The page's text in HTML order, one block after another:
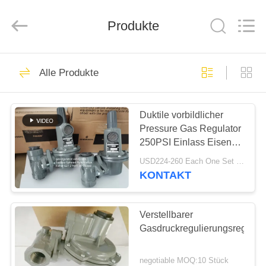
HAUSE
PRODUKTE
ÜBER
UNS
WERKSBESICHTIGUNG
QUALITÄTSKONTROLLE
Ltd..
Gas-Druckregler
Fisher Gas
Regulator
44
Produkte
Alle Produkte
Duktile vorbildlicher
Pressure Gas Regulator
250PSI Einlass Eisen-
Fisher Gas Regulators
627
USD224-260 Each One Set MOQ:6Sets
KONTAKT
Verstellbarer
negotiable MOQ:10 Stück